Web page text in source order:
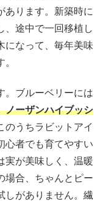
あります。新築時に
、途中で一回移植し
になって、毎年美味
。ブルーベリーには
ノーザンハイブッシ
のうちラビットアイ
心者でも育てやすい
実が美味しく、温暖
場合、ちゃんとピー
しがありません。繊